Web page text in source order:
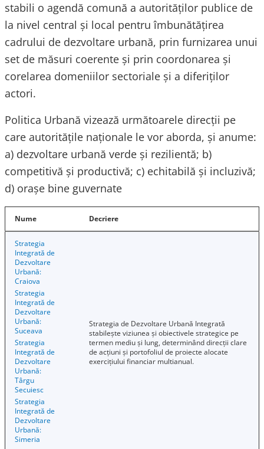
stabili o agendă comună a autorităților publice de
la nivel central și local pentru îmbunătățirea
cadrului de dezvoltare urbană, prin furnizarea unui
set de măsuri coerente și prin coordonarea și
corelarea domeniilor sectoriale și a diferiților
actori.
Politica Urbană vizează următoarele direcții pe
care autoritățile naționale le vor aborda, și anume:
a) dezvoltare urbană verde și rezilientă; b)
competitivă și productivă; c) echitabilă și incluzivă;
d) orașe bine guvernate
Nume Decriere
Strategia
Integrată de
Dezvoltare
Urbană:
Craiova
Strategia
Integrată de
Dezvoltare
Urbană:
Suceava
Strategia
Integrată de
Dezvoltare
Urbană:
Târgu
Secuiesc
Strategia
Integrată de
Dezvoltare
Urbană:
Simeria
Strategia de Dezvoltare Urbană Integrată
stabilește viziunea și obiectivele strategice pe
termen mediu și lung, determinând direcții clare
de acțiuni și portofoliul de proiecte alocate
exercițiului financiar multianual.